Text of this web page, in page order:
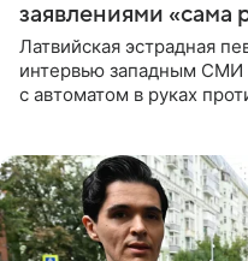
заявлениями «сама
Латвийская эстрадная
интервью западным СМИ
с автоматом в руках